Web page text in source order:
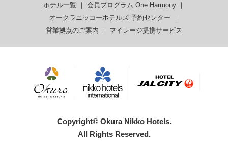
ホテル一覧 ｜ 会員プログラム One Harmony ｜
オークラニッコーホテルズ 予約センター ｜
営業拠点のご案内 ｜ マイレージ提携サービス
Copyright© Okura Nikko Hotels.
All Rights Reserved.